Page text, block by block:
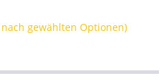
gewählten Optionen)